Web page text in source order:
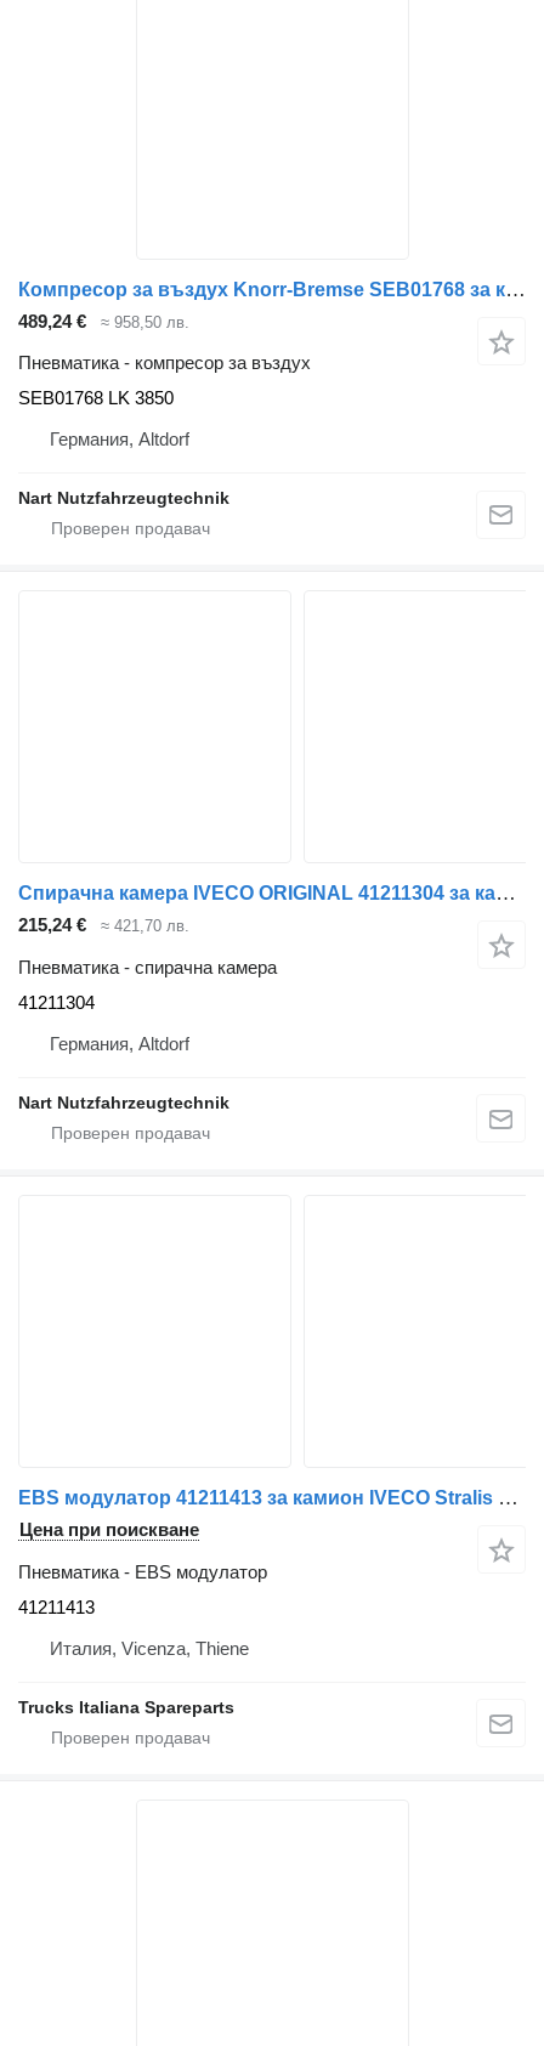
Компресор за въздух Knorr-Bremse SEB01768 за камион IVECO
489,24 € ≈ 958,50 лв.
Пневматика - компресор за въздух
SEB01768 LK 3850
Германия, Altdorf
Nart Nutzfahrzeugtechnik
Спирачна камера IVECO ORIGINAL 41211304 за камион
215,24 € ≈ 421,70 лв.
Пневматика - спирачна камера
41211304
Германия, Altdorf
Nart Nutzfahrzeugtechnik
EBS модулатор 41211413 за камион IVECO Stralis 2007>2013
Цена при поискване
Пневматика - EBS модулатор
41211413
Италия, Vicenza, Thiene
Trucks Italiana Spareparts